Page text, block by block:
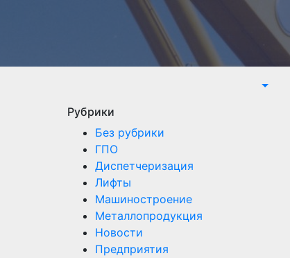
Рубрики
Без рубрики
ГПО
Диспетчеризация
Лифты
Машиностроение
Металлопродукция
Новости
Предприятия